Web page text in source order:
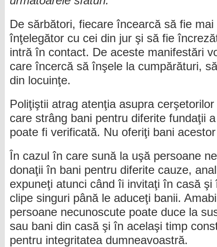
De sărbători, fiecare încearcă să fie
înţelegător cu cei din jur şi să fie
intră în contact. De aceste manifestări
care încercă să înşele la cumpărături,
din locuinţe.
Poliţiştii atrag atenţia asupra
care strâng bani pentru diferite fundaţii
poate fi verificată. Nu oferiţi bani
În cazul în care sună la uşă persoane
donaţii în bani pentru diferite cauze,
expuneţi atunci când îi invitaţi în casă
clipe singuri până le aduceţi banii.
persoane necunoscute poate duce la
sau bani din casă şi în acelaşi timp
pentru integritatea dumneavoastră.